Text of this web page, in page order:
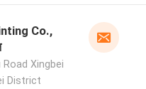
Co.,
Xingbei
District